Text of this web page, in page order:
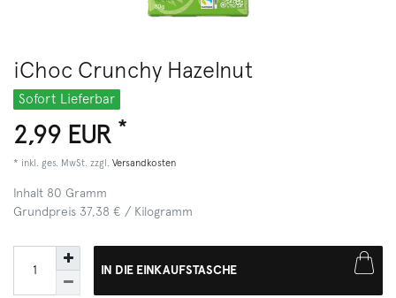
iChoc Crunchy Hazelnut
Sofort Lieferbar
2,99 EUR *
* inkl. ges. MwSt. zzgl. Versandkosten
Inhalt 80 Gramm
Grundpreis 37,38 € / Kilogramm
IN DIE EINKAUFSTASCHE